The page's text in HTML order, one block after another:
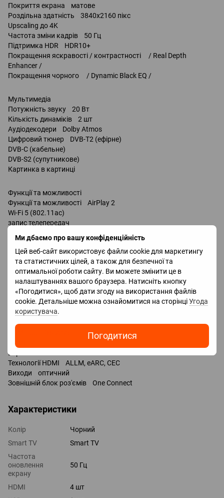
Ми дбаємо про вашу конфіденційність
Цей веб-сайт використовує файли cookie для маркетингу
та статистичних цілей, а також для безпечної та
оптимальної роботи сайту. Ви можете змінити це в
налаштуваннях вашого браузера. Натисніть кнопку
«Погодитися», щоб дати згоду на використання файлів
cookie. Детальніше можна ознайомитися на сторінціУгода
користувача.
Погодитися
Покриття екрана матове
Роздільна здатність 3840x2160 пікс
Upscaling до 4K
Частота зміни кадрів 50 Гц
Підтримка HDR HDR10+
Покращення яскравості / контрастності / Real Depth
Enhancer /
Покращення чорного / Dynamic Black EQ /
Мультимедіа
Потужність звуку 20 Вт
Кількість динаміків 2 шт
Аудіодекодери Dolby Atmos
Цифровий тюнер DVB-T2 (ефірне)
DVB-C (кабельне)
DVB-S2 (супутникове)
Картинка в картинці
Функції та можливості
Функції та можливості AirPlay 2
Wi-Fi 5 (802.11ac)
запис телепередач
Bluetooth v 5.2
підтримка DLNA
керування голосом
Amazon Alexa
Google Assistant / сумісність /
Bixby
Роз'єми
Входи USB 2 шт / 2x USB-A /
LAN
HDMI 4 шт
Версія HDMI v 2.0
Технології HDMI ALLM, eARC, CEC
Виходи оптичний
Зовнішній блок роз'ємів One Connect
Характеристики
Колір
Чорний
Smart TV
Smart TV
Частота
оновлення
екрану
50 Гц
HDMI
4 шт